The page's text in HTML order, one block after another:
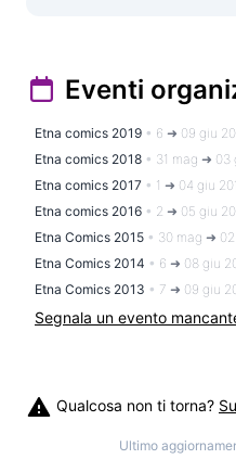
Eventi
Etna comics 2019 • 6 ➜ 09 giu
Etna comics 2018 • 31 mag ➜ 03
Etna comics 2017 • 1 ➜ 04 giu
Etna comics 2016 • 2 ➜ 05 giu
Etna Comics 2015 • 30 mag ➜
Etna Comics 2014 • 6 ➜ 08 giu
Etna Comics 2013 • 7 ➜ 09 giu
Segnala un evento
Qualcosa non ti torna?
Ultimo